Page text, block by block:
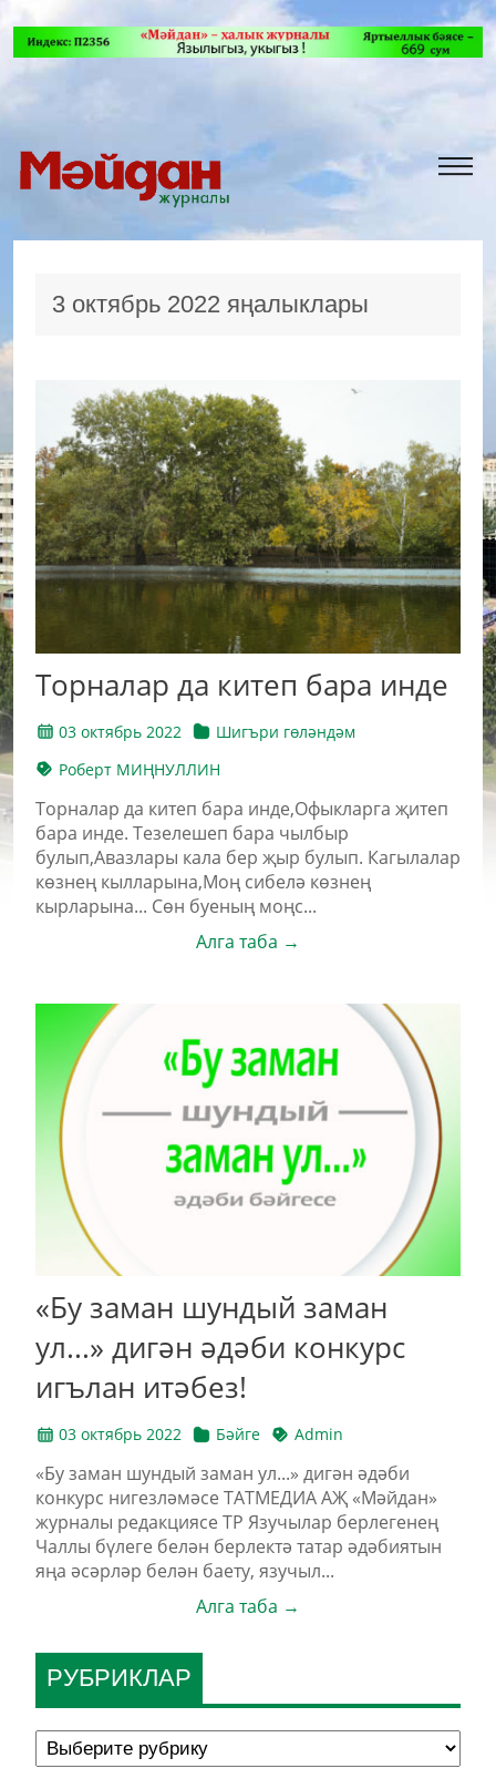
3 октябрь 2022 яңалыклары
Торналар да китеп бара инде
03 октябрь 2022
Шигъри гөләндәм
Роберт МИҢНУЛЛИН
Торналар да китеп бара инде,Офыкларга җитеп
бара инде. Тезелешеп бара чылбыр
булып,Авазлары кала бер җыр булып. Кагылалар
көзнең кылларына,Моң сибелә көзнең
кырларына... Сөн буеның моңс...
Алга таба →
«Бу заман шундый заман
ул...» дигән әдәби конкурс
игълан итәбез!
03 октябрь 2022 Бәйге Admin
«Бу заман шундый заман ул...» дигән әдәби
конкурс нигезләмәсе ТАТМЕДИА АҖ «Мәйдан»
журналы редакциясе ТР Язучылар берлегенең
Чаллы бүлеге белән берлектә татар әдәбиятын
яңа әсәрләр белән баету, язучыл...
Алга таба →
РУБРИКЛАР